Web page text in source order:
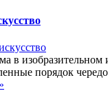
в изобразительном
порядок